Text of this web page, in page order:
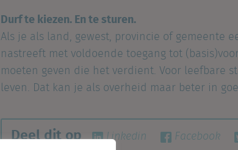
Durf te kiezen. En te sturen.
Als je als land, gewest, provincie of gemeente
nastreeft met voldoende toegang tot
moeten geven die het verdient. Voor leefbare
leven. Dat kan je als overheid maar beter in
Deel dit op Linkedin Facebook